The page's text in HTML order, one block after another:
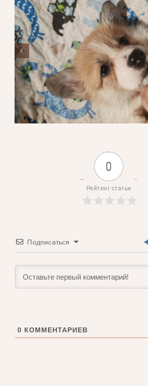
Щенки вельш корги
0
Рейтинг статьи
Подписаться
0 КОММЕНТАРИЕВ